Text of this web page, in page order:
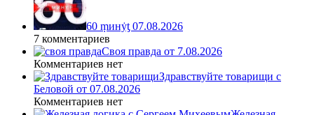
60 ṃинẏƫ 07.08.2026
7 комментариев
Своя правда от 7.08.2026
Комментариев нет
Здравствуйте товарищи с
Беловой от 07.08.2026
Комментариев нет